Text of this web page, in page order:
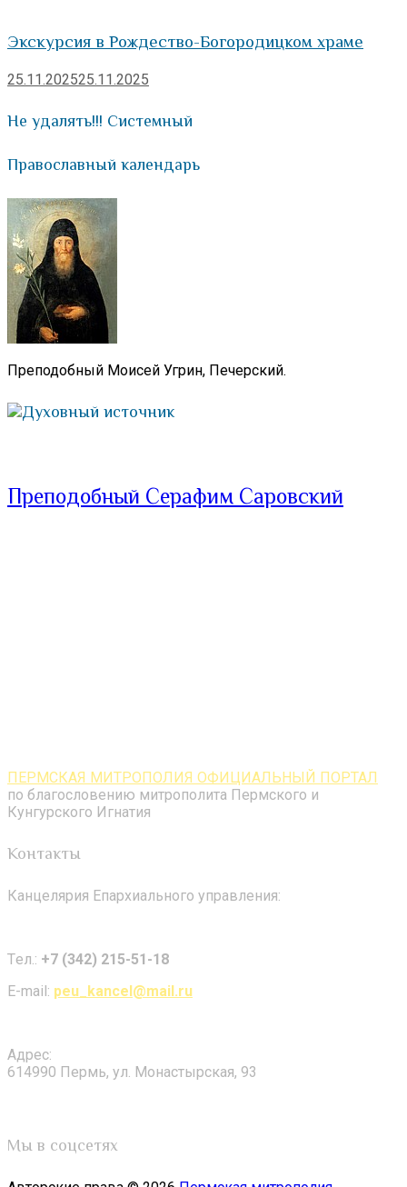
Экскурсия в Рождество-Богородицком храме
25.11.202525.11.2025
Не удалять!!! Системный
Православный календарь
Преподобный Моисей Угрин, Печерский.
Духовный источник
Преподобный Серафим Саровский
ПЕРМСКАЯ МИТРОПОЛИЯ ОФИЦИАЛЬНЫЙ ПОРТАЛ
по благословению митрополита Пермского и
Кунгурского Игнатия
Контакты
Канцелярия Епархиального управления:
Tел.: +7 (342) 215-51-18
E-mail: peu_kancel@mail.ru
Адрес:
614990 Пермь, ул. Монастырская, 93
Мы в соцсетях